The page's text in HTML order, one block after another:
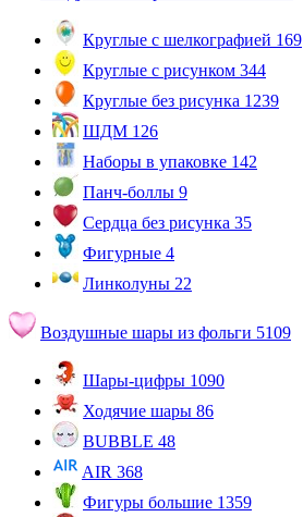
Круглые с шелкографией 169
Круглые с рисунком 344
Круглые без рисунка 1239
ШДМ 126
Наборы в упаковке 142
Панч-боллы 9
Сердца без рисунка 35
Фигурные 4
Линколуны 22
Воздушные шары из фольги 5109
Шары-цифры 1090
Ходячие шары 86
BUBBLE 48
AIR 368
Фигуры большие 1359